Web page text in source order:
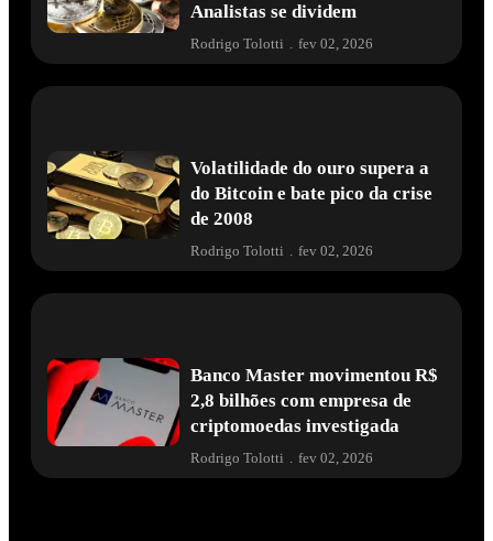
Analistas se dividem
Rodrigo Tolotti . fev 02, 2026
Volatilidade do ouro supera a
do Bitcoin e bate pico da crise
de 2008
Rodrigo Tolotti . fev 02, 2026
Banco Master movimentou R$
2,8 bilhões com empresa de
criptomoedas investigada
Rodrigo Tolotti fev 02, 2026